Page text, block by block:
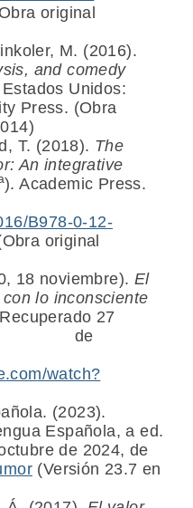
original
M. (2016).
and comedy
Unidos:
Press. (Obra
T. (2018). The
An integrative
). Academic Press.
B978-0-12-
original
18 noviembre). El
lo inconsciente
Recuperado 27
de
watch?
(2023).
Española, a ed.
de 2024, de
(Versión 23.7 en